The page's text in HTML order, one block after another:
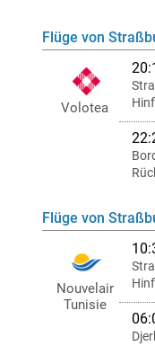
Flüge von
Volotea
Flüge von
Nouvelair
Tunisie